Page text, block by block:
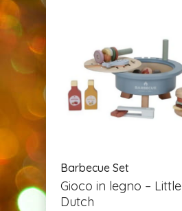
Barbecue Set
Gioco in legno – Little
Dutch